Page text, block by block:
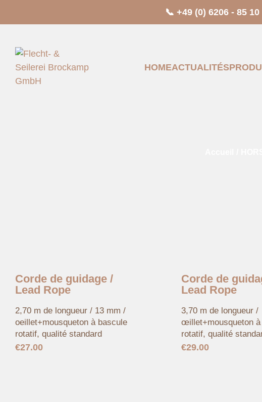
📞 +49 (0) 6206 - 85 10
HOMEACTUALITÉS
Corde de guidage /
Lead Rope
2,70 m de longueur / 13 mm /
oeillet+mousqueton à bascule
rotatif, qualité standard
€27.00
Corde de
Lead Rope
3,70 m de longueur /
œillet+mousqueton à
rotatif, qualité
€29.00